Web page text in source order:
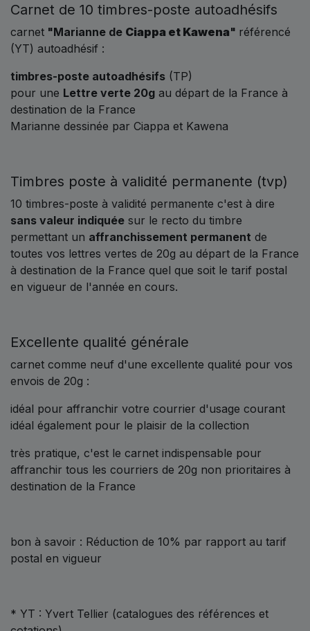
Carnet de 10 timbres-poste autoadhésifs
carnet "Marianne de Ciappa et Kawena" référencé
(YT) autoadhésif :
timbres-poste autoadhésifs (TP)
pour une Lettre verte 20g au départ de la France à
destination de la France
Marianne dessinée par Ciappa et Kawena
Timbres poste à validité permanente (tvp)
10 timbres-poste à validité permanente c'est à dire
sans valeur indiquée sur le recto du timbre
permettant un affranchissement permanent de
toutes vos lettres vertes de 20g au départ de la France
à destination de la France quel que soit le tarif postal
en vigueur de l'année en cours.
Excellente qualité générale
carnet comme neuf d'une excellente qualité pour vos
envois de 20g :
idéal pour affranchir votre courrier d'usage courant
idéal également pour le plaisir de la collection
très pratique, c'est le carnet indispensable pour
affranchir tous les courriers de 20g non prioritaires à
destination de la France
bon à savoir : Réduction de 10% par rapport au tarif
postal en vigueur
* YT : Yvert Tellier (catalogues des références et